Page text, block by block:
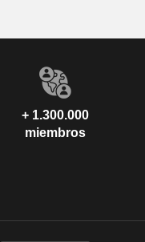
+ 1.300.000
miembros